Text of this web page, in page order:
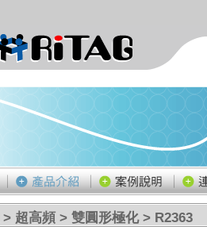
> 超高頻 > 雙圓形極化> R2363